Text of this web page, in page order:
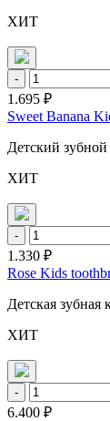
ХИТ
-
1.695 ₽
Sweet Banana
Детский
ХИТ
-
1.330 ₽
Rose Kids
Детская зубная
ХИТ
-
6.400 ₽